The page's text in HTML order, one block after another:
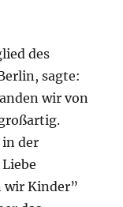
des
sagte:
wir von
der
wir Kinder”